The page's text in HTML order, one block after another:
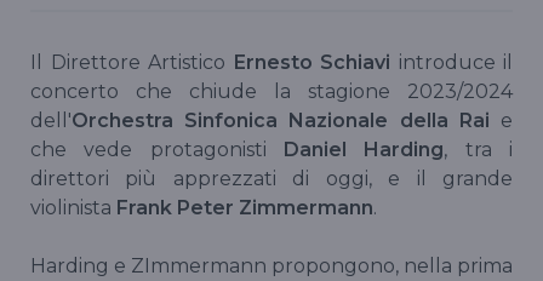
Il Direttore Artistico Ernesto Schiavi introduce il
concerto che chiude la stagione 2023/2024
dell'Orchestra Sinfonica Nazionale della Rai e
che vede protagonisti Daniel Harding, tra i
direttori più apprezzati di oggi, e il grande
violinista Frank Peter Zimmermann.
Harding e ZImmermann propongono, nella prima